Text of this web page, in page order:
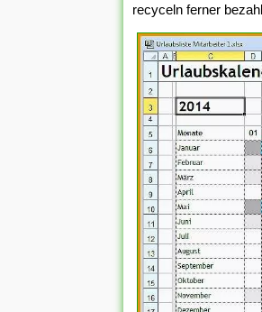
recyceln ferner